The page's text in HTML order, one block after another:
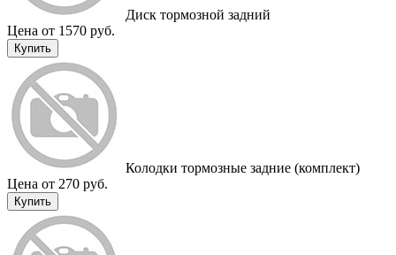
Диск тормозной задний
Цена от 1570 руб.
Купить
Колодки тормозные задние (комплект)
Цена от 270 руб.
Купить